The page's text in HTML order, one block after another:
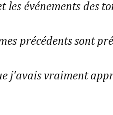
les événements des
précédents sont
j'avais vraiment